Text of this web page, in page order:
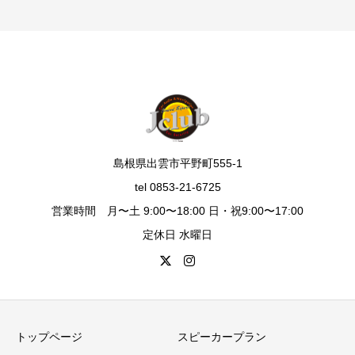
島根県出雲市平野町555-1
tel 0853-21-6725
営業時間 月〜土 9:00〜18:00 日・祝9:00〜17:00
定休日 水曜日
トップページ スピーカープラン